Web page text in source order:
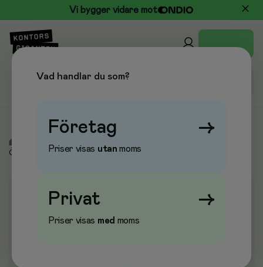
Vi bygger vidare mot
Övriga märkpennor
Vad handlar du som?
Företag →
Priser visas utan moms
Privat →
Priser visas med moms